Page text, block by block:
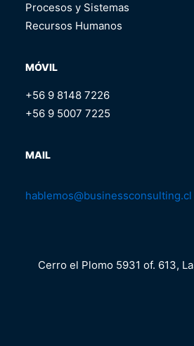
Procesos y Sistemas
Recursos Humanos
MÓVIL
+56 9 8148 7226
+56 9 5007 7225
MAIL
hablemos@businessconsulting.cl
Cerro el Plomo 5931 of. 613,